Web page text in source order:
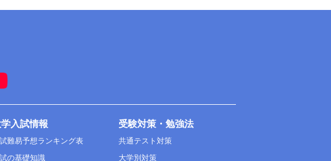
入試情報
難易予想ランキング表
の基礎知識
受験対策・勉強法
共通テスト対策
大学別対策